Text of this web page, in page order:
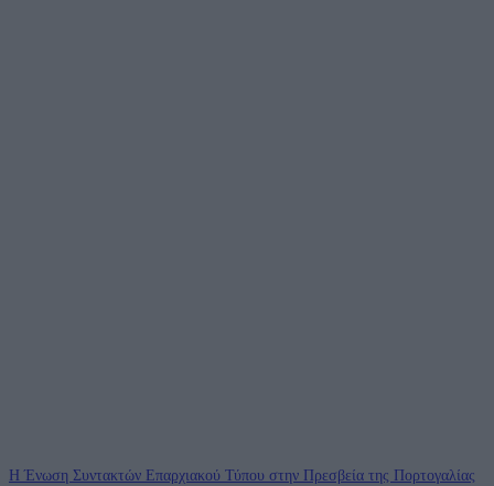
Η Ένωση Συντακτών Επαρχιακού Τύπου στην Πρεσβεία της Πορτογαλίας